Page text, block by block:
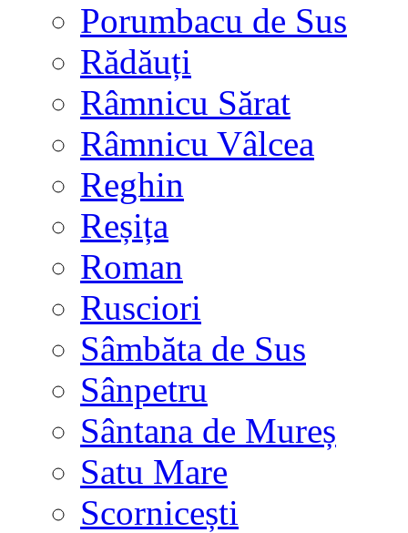
Porumbacu de Sus
Rădăuți
Râmnicu Sărat
Râmnicu Vâlcea
Reghin
Reșița
Roman
Rusciori
Sâmbăta de Sus
Sânpetru
Sântana de Mureș
Satu Mare
Scornicești